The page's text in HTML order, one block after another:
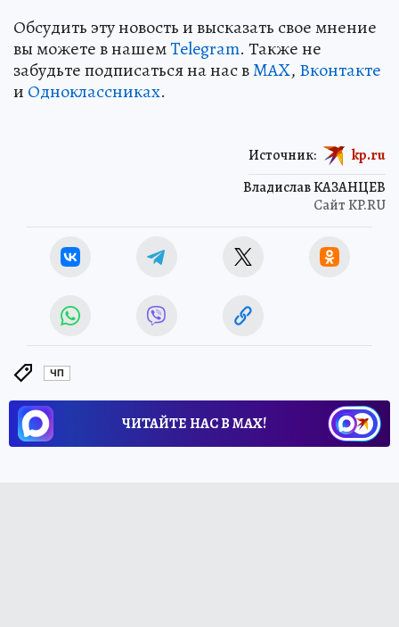
Обсудить эту новость и высказать свое мнение
вы можете в нашемTelegram. Также не
забудьте подписаться на нас вMAX, Вконтакте
и Одноклассниках.
Владислав КАЗАНЦЕВ
Сайт KP.RU
Источник: kp.ru
ЧП
ЧИТАЙТЕ НАС В МАХ!